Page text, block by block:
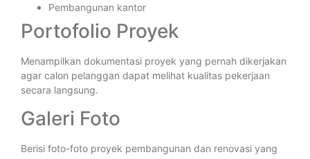
Pembangunan kantor
Portofolio Proyek
Menampilkan dokumentasi proyek yang pernah dikerjakan
agar calon pelanggan dapat melihat kualitas pekerjaan
secara langsung.
Galeri Foto
Berisi foto-foto proyek pembangunan dan renovasi yang